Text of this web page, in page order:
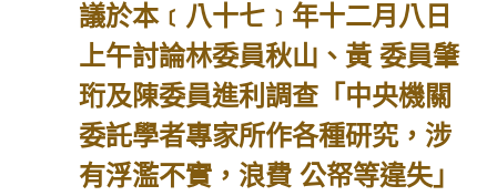
議於本﹝八十七﹞年十二月八日
上午討論林委員秋山、黃 委員肇
珩及陳委員進利調查「中央機關
委託學者專家所作各種研究，涉
有浮濫不實，浪費 公帑等違失」